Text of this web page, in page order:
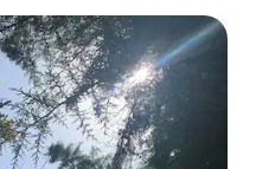
huéspedes